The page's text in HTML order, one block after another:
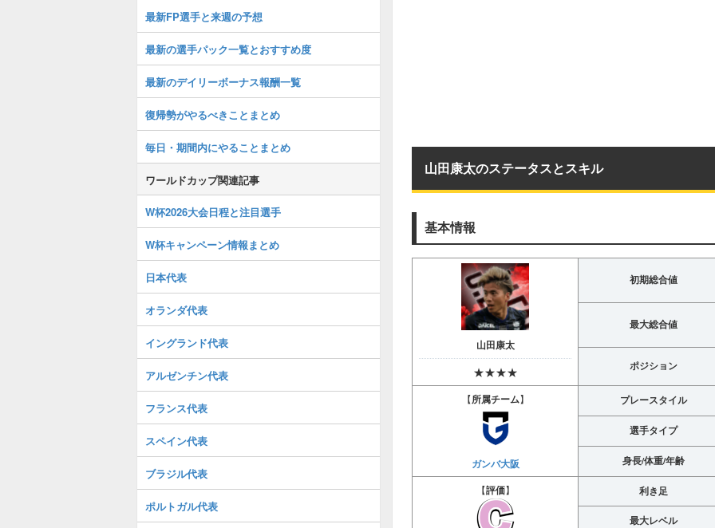
山田康太のステータスとスキル
基本情報
山田康太
★★★★
初期総合値
最大総合値
ポジション
【所属チーム】
ガンバ大阪
プレースタイル
選手タイプ
身長/体重/年齢
【評価】 利き足
最大レベル
最新FP選手と来週の予想
最新の選手パック一覧とおすすめ度
最新のデイリーボーナス報酬一覧
復帰勢がやるべきことまとめ
毎日・期間内にやることまとめ
ワールドカップ関連記事
W杯2026大会日程と注目選手
W杯キャンペーン情報まとめ
日本代表
オランダ代表
イングランド代表
アルゼンチン代表
フランス代表
スペイン代表
ブラジル代表
ポルトガル代表